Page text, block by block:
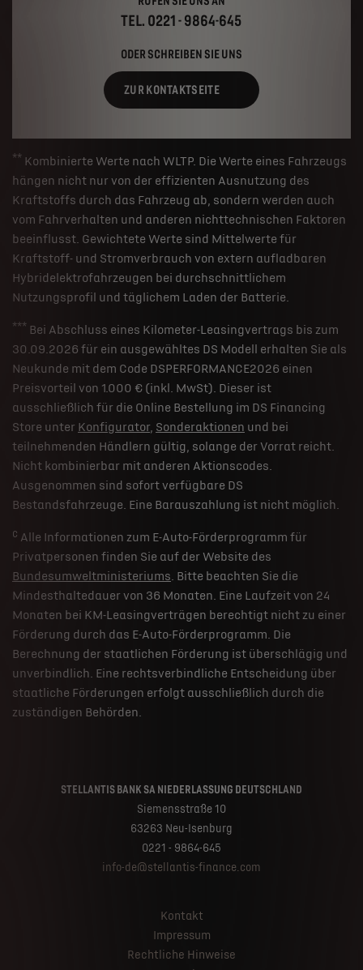
TEL. 0221 - 9864-645
ODER SCHREIBEN SIE UNS
ZUR KONTAKTSEITE
** Kombinierte Werte nach WLTP. Die Werte eines Fahrzeugs
hängen nicht nur von der effizienten Ausnutzung des
Kraftstoffs durch das Fahrzeug ab, sondern werden auch
vom Fahrverhalten und anderen nichttechnischen Faktoren
beeinflusst. Gewichtete Werte sind Mittelwerte für
Kraftstoff- und Stromverbrauch von extern aufladbaren
Hybridelektrofahrzeugen bei durchschnittlichem
Nutzungsprofil und täglichem Laden der Batterie.
*** Bei Abschluss eines Kilometer-Leasingvertrags bis zum
30.09.2026 für ein ausgewähltes DS Modell erhalten Sie als
Neukunde mit dem Code DSPERFORMANCE2026 einen
Preisvorteil von 1.000 € (inkl. MwSt). Dieser ist
ausschließlich für die Online Bestellung im DS Financing
Store unter Konfigurator, Sonderaktionen und bei
teilnehmenden Händlern gültig, solange der Vorrat reicht.
Nicht kombinierbar mit anderen Aktionscodes.
Ausgenommen sind sofort verfügbare DS
Bestandsfahrzeuge. Eine Barauszahlung ist nicht möglich.
c Alle Informationen zum E-Auto-Förderprogramm für
Privatpersonen finden Sie auf der Website des
Bundesumweltministeriums. Bitte beachten Sie die
Mindesthaltedauer von 36 Monaten. Eine Laufzeit von 24
Monaten bei KM-Leasingverträgen berechtigt nicht zu einer
Förderung durch das E-Auto-Förderprogramm. Die
Berechnung der staatlichen Förderung ist überschlägig und
unverbindlich. Eine rechtsverbindliche Entscheidung über
staatliche Förderungen erfolgt ausschließlich durch die
zuständigen Behörden.
STELLANTIS BANK SA NIEDERLASSUNG DEUTSCHLAND
Siemensstraße 10
63263 Neu-Isenburg
0221 - 9864-645
info-de@stellantis-finance.com
Kontakt
Impressum
Rechtliche Hinweise